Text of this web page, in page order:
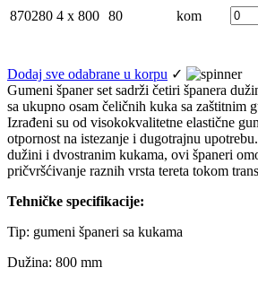
870280 4 x 800 80 kom
Dodaj sve odabrane u korpu ✓
Gumeni španer set sadrži četiri španera
sa ukupno osam čeličnih kuka sa zaštitnim
Izrađeni su od visokokvalitetne elastične
otpornost na istezanje i dugotrajnu
dužini i dvostranim kukama, ovi španeri
pričvršćivanje raznih vrsta tereta tokom
Tehničke specifikacije:
Tip: gumeni španeri sa kukama
Dužina: 800 mm